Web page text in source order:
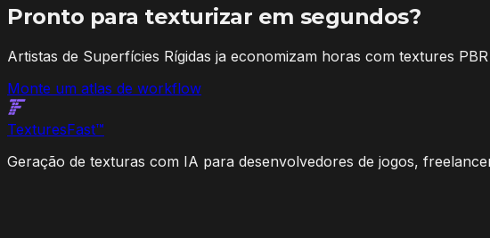
Pronto para texturizar em segundos?
Artistas de Superfícies Rígidas ja economizam horas com textures
Monte um atlas de workflow
TexturesFast™
Geração de texturas com IA para desenvolvedores de jogos,